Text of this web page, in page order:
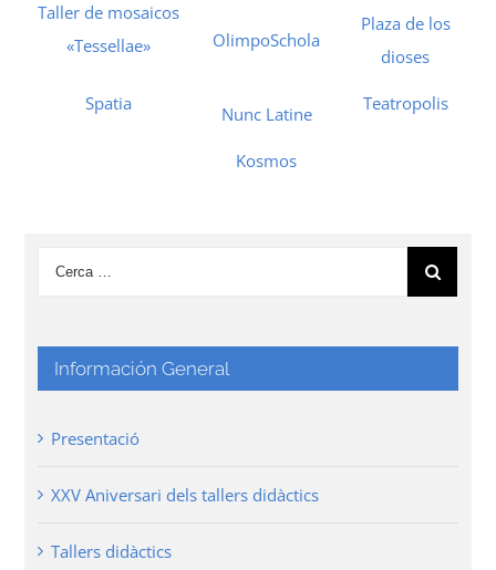
Taller de mosaicos
«Tessellae»
OlimpoSchola
Plaza de los
dioses
Spatia Nunc Latine Teatropolis
Kosmos
Información General
Presentació
XXV Aniversari dels tallers didàctics
Tallers didàctics